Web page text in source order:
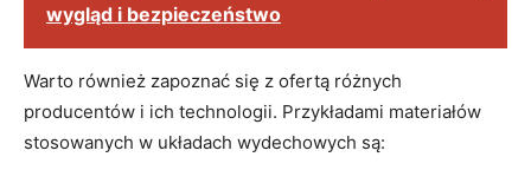
wygląd i bezpieczeństwo
Warto również zapoznać się z ofertą różnych
producentów i ich technologii. Przykładami materiałów
stosowanych w układach wydechowych są: